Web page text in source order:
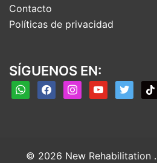
Contacto
Políticas de privacidad
SÍGUENOS EN:
whatsappfacebookinstagramyoutubetwitter
© 2026 New Rehabilitation